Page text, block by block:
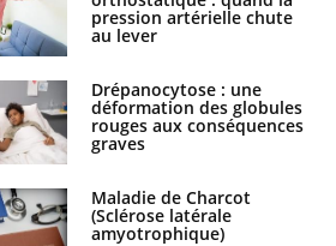
en vacances : normal ou
maladie ?
pression artérielle chute
au lever
Drépanocytose : une
déformation des globules
rouges aux conséquences
graves
Maladie de Charcot
(Sclérose latérale
amyotrophique)